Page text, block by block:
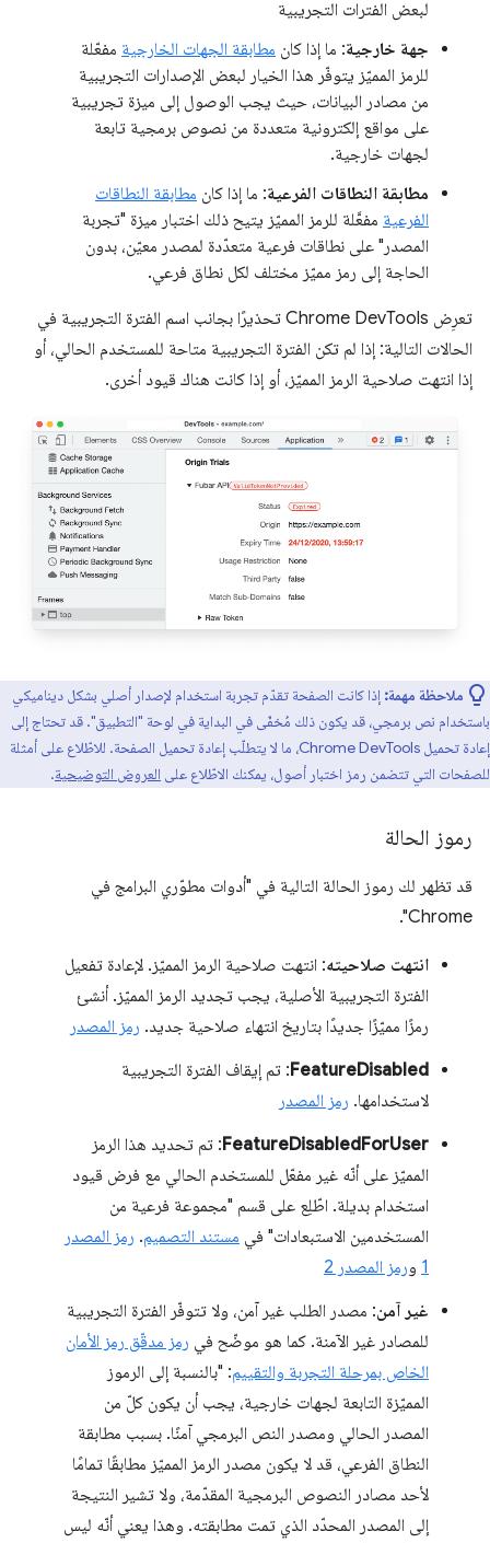
لبعض الفترات التجريبية
جهة خارجية: ما إذا كان مطابقة الجهات الخارجية مفعّلة
للرمز المميّز يتوفّر هذا الخيار لبعض الإصدارات التجريبية
من مصادر البيانات، حيث يجب الوصول إلى ميزة تجريبية
على مواقع إلكترونية متعددة من نصوص برمجية تابعة
لجهات خارجية.
مطابقة النطاقات الفرعية: ما إذا كان مطابقة النطاقات
الفرعية مفعَّلة للرمز المميّز يتيح ذلك اختبار ميزة "تجربة
المصدر" على نطاقات فرعية متعدّدة لمصدر معيّن، بدون
الحاجة إلى رمز مميّز مختلف لكل نطاق فرعي.
تعرِض Chrome DevTools تحذيرًا بجانب اسم الفترة التجريبية في
الحالات التالية: إذا لم تكن الفترة التجريبية متاحة للمستخدم الحالي، أو
إذا انتهت صلاحية الرمز المميّز، أو إذا كانت هناك قيود أخرى.
ملاحظة مهمة: إذا كانت الصفحة تقدّم تجربة استخدام لإصدار أصلي بشكل ديناميكي
باستخدام نص برمجي، قد يكون ذلك مُخفّى في البداية في لوحة "التطبيق". قد تحتاج إلى
إعادة تحميل Chrome DevTools، ما لا يتطلّب إعادة تحميل الصفحة. للاطّلاع على أمثلة
للصفحات التي تتضمن رمز اختبار أصول، يمكنك الاطّلاع على العروض التوضيحية.
رموز الحالة
قد تظهر لك رموز الحالة التالية في "أدوات مطوّري البرامج في
Chrome".
انتهت صلاحيته: انتهت صلاحية الرمز المميّز. لإعادة تفعيل
الفترة التجريبية الأصلية، يجب تجديد الرمز المميّز. أنشئ
رمزًا مميّزًا جديدًا بتاريخ انتهاء صلاحية جديد. رمز المصدر
FeatureDisabled: تم إيقاف الفترة التجريبية
لاستخدامها. رمز المصدر
FeatureDisabledForUser: تم تحديد هذا الرمز
المميّز على أنّه غير مفعّل للمستخدم الحالي مع فرض قيود
استخدام بديلة. اطّلِع على قسم "مجموعة فرعية من
المستخدمين الاستبعادات" في مستند التصميم. رمز المصدر
1 ورمز المصدر 2
غير آمن: مصدر الطلب غير آمن، ولا تتوفّر الفترة التجريبية
للمصادر غير الآمنة. كما هو موضّح في رمز مدقّق رمز الأمان
الخاص بمرحلة التجربة والتقييم: "بالنسبة إلى الرموز
المميّزة التابعة لجهات خارجية، يجب أن يكون كلّ من
المصدر الحالي ومصدر النص البرمجي آمنًا. بسبب مطابقة
النطاق الفرعي، قد لا يكون مصدر الرمز المميّز مطابقًا تمامًا
لأحد مصادر النصوص البرمجية المقدّمة، ولا تشير النتيجة
إلى المصدر المحدّد الذي تمت مطابقته. وهذا يعني أنّه ليس